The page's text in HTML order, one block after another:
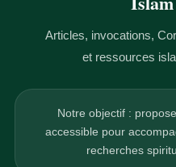
Articles, invocations,
et ressources
Notre objectif :
accessible pour
recherches